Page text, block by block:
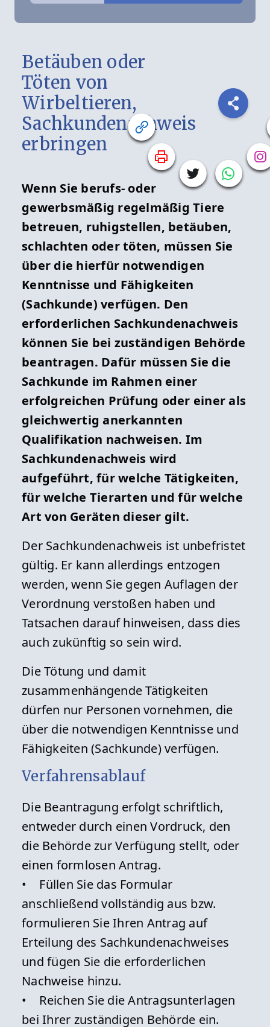
Betäuben oder
Töten von
Wirbeltieren,
Sachkundenachweis
erbringen
Wenn Sie berufs- oder
gewerbsmäßig regelmäßig Tiere
betreuen, ruhigstellen, betäuben,
schlachten oder töten, müssen Sie
über die hierfür notwendigen
Kenntnisse und Fähigkeiten
(Sachkunde) verfügen. Den
erforderlichen Sachkundenachweis
können Sie bei zuständigen Behörde
beantragen. Dafür müssen Sie die
Sachkunde im Rahmen einer
erfolgreichen Prüfung oder einer als
gleichwertig anerkannten
Qualifikation nachweisen. Im
Sachkundenachweis wird
aufgeführt, für welche Tätigkeiten,
für welche Tierarten und für welche
Art von Geräten dieser gilt.
Der Sachkundenachweis ist unbefristet
gültig. Er kann allerdings entzogen
werden, wenn Sie gegen Auflagen der
Verordnung verstoßen haben und
Tatsachen darauf hinweisen, dass dies
auch zukünftig so sein wird.
Die Tötung und damit
zusammenhängende Tätigkeiten
dürfen nur Personen vornehmen, die
über die notwendigen Kenntnisse und
Fähigkeiten (Sachkunde) verfügen.
Verfahrensablauf
Die Beantragung erfolgt schriftlich,
entweder durch einen Vordruck, den
die Behörde zur Verfügung stellt, oder
einen formlosen Antrag.
• Füllen Sie das Formular
anschließend vollständig aus bzw.
formulieren Sie Ihren Antrag auf
Erteilung des Sachkundenachweises
und fügen Sie die erforderlichen
Nachweise hinzu.
• Reichen Sie die Antragsunterlagen
bei Ihrer zuständigen Behörde ein.